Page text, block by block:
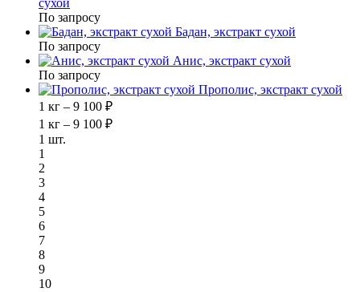
сухой
По запросу
Бадан, экстракт сухой
По запросу
Анис, экстракт сухой
По запросу
Прополис, экстракт сухой
1 кг – 9 100 ₽
1 кг – 9 100 ₽
1 шт.
1
2
3
4
5
6
7
8
9
10